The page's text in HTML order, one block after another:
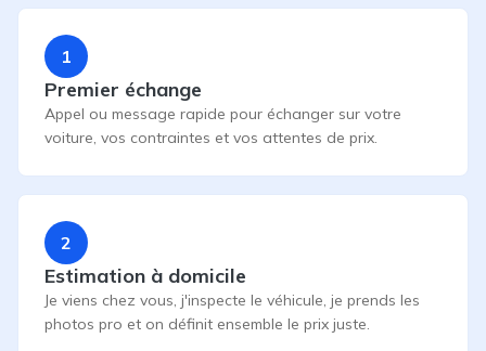
1
Premier échange
Appel ou message rapide pour échanger sur votre
voiture, vos contraintes et vos attentes de prix.
2
Estimation à domicile
Je viens chez vous, j'inspecte le véhicule, je prends les
photos pro et on définit ensemble le prix juste.